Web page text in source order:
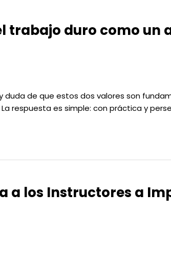
trabajo duro como un
de que estos dos valores son
respuesta es simple: con práctica y
a los Instructores a